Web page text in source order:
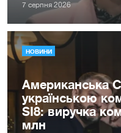
7 серпня 2026
НОВИНИ
Американська
українською
SI8: виручка
млн